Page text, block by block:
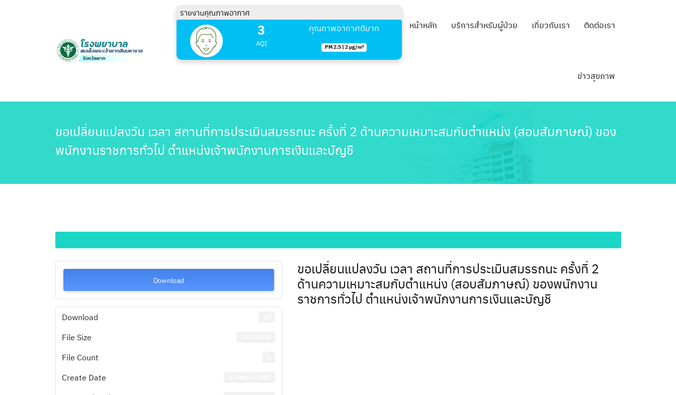
รายงานคุณภาพอากาศ
3
AQI
คุณภาพอากาศดีมาก
PM 2.5 | 2 µg/m³
หน้าหลัก บริการสำหรับผู้ป่วย เกี่ยวกับเรา ติดต่อเรา
ข่าวสุขภาพ
ขอเปลี่ยนแปลงวัน เวลา สถานที่การประเมินสมรรถนะ ครั้งที่ 2 ด้านความเหมาะสมกับตำแหน่ง (สอบสัมภาษณ์) ของ
พนักงานราชการทั่วไป ตำแหน่งเจ้าพนักงานการเงินและบัญชี
Download
Download
File Size
File Count
Create Date
ขอเปลี่ยนแปลงวัน เวลา สถานที่การประเมินสมรรถนะ ครั้งที่ 2
ด้านความเหมาะสมกับตำแหน่ง (สอบสัมภาษณ์) ของพนักงาน
ราชการทั่วไป ตำแหน่งเจ้าพนักงานการเงินและบัญชี